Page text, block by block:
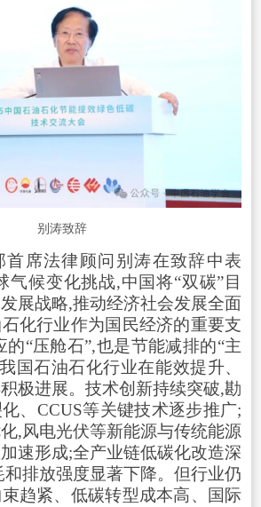
别涛致辞
首席法律顾问别涛在致辞中表
气候变化挑战,中国将“双碳”目
展战略,推动经济社会发展全面
化行业作为国民经济的重要支
“压舱石”,也是节能减排的“主
国石油石化行业在能效提升、
极进展。技术创新持续突破,勘
、CCUS等关键技术逐步推广;
,风电光伏等新能源与传统能源
速形成;全产业链低碳化改造深
和排放强度显著下降。但行业仍
趋紧、低碳转型成本高、国际